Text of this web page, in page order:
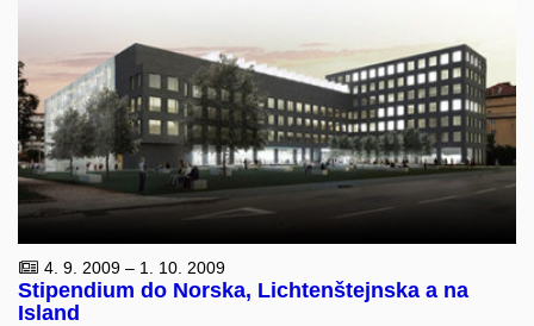
4. 9. 2009 – 1. 10. 2009
Stipendium do Norska, Lichtenštejnska a na
Island